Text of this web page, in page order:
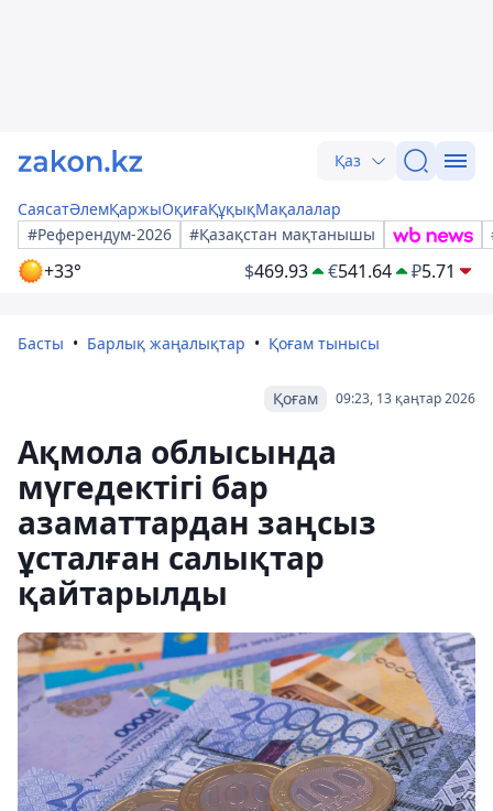
Қаз
СаясатӘлемҚаржыОқиғаҚұқықМақалалар
#Референдум-2026
#Қазақстан мақтанышы
+33° $469.93 €541.64 ₽5.71
Басты Барлық жаңалықтар Қоғам тынысы
09:23, 13 қаңтар 2026
Қоғам
Ақмола облысында
мүгедектігі бар
азаматтардан заңсыз
ұсталған салықтар
қайтарылды